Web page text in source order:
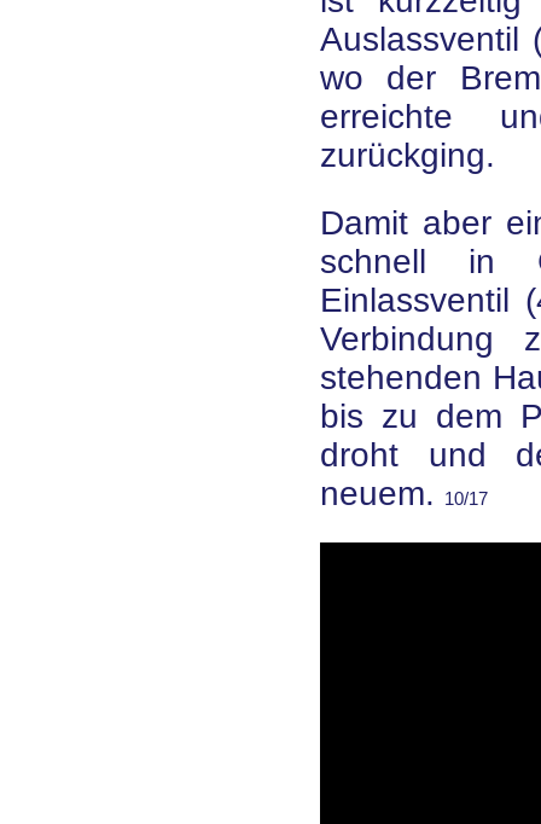
Auslassventil
wo der
erreichte
zurückging.
Damit aber
schnell in
Einlassventil
Verbindung
stehenden
bis zu dem
droht und
neuem.
10/17